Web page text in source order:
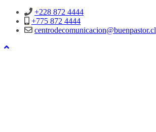
+228 872 4444
+775 872 4444
centrodecomunicacion@buenpastor.cl